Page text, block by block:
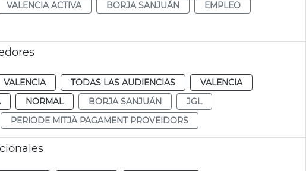
VALENCIA ACTIVA BORJA SANJUÁN
EMPLEO
VALENCIA TODAS LAS AUDIENCIAS
VALENCIA
NORMAL BORJA SANJUÁN
JGL
PERIODE MITJÀ PAGAMENT PROVEIDORS